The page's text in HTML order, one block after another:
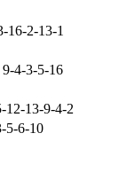
16-2-13-1
4-3-5-16
12-13-9-4-2
5-6-10